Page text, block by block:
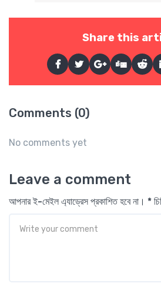
Share this
Comments (0)
No comments yet
Leave a comment
আপনার ই-মেইল এ্যাড্রেস প্রকাশিত হবে না। *